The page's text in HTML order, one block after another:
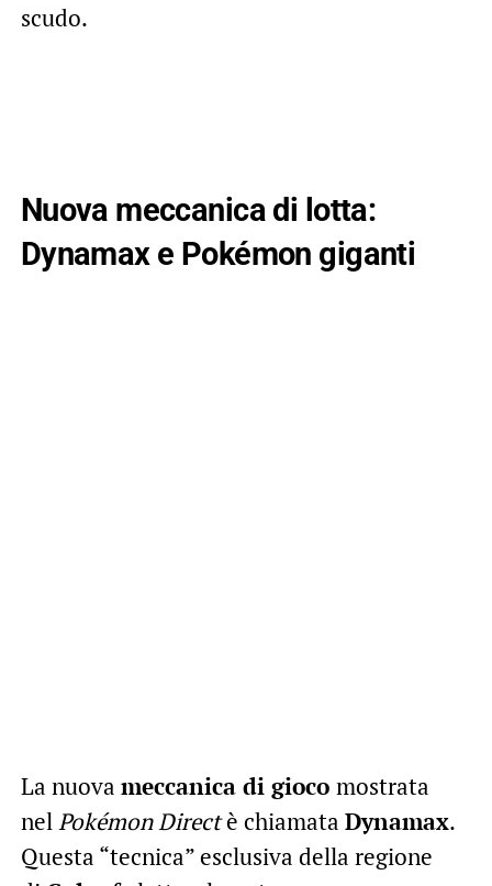
scudo.
Nuova meccanica di lotta:
Dynamax e Pokémon giganti
La nuova meccanica di gioco mostrata
nelPokémon Directè chiamata Dynamax.
Questa “tecnica” esclusiva della regione